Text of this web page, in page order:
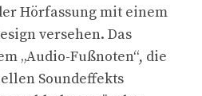
Hörfassung mit einem
versehen. Das
„Audio-Fußnoten“, die
Soundeffekts